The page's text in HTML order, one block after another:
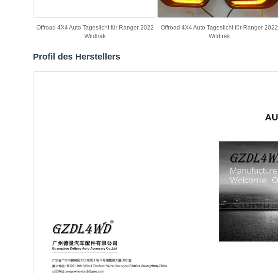
Offroad 4X4 Auto Tageslicht für Ranger 2022
Wildtrak
Offroad 4X4 Auto Tageslicht für Ranger 2022
Wildtrak
Profil des Herstellers